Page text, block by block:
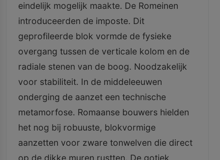
eindelijk mogelijk maakte. De Romeinen
introduceerden de imposte. Dit
geprofileerde blok vormde de fysieke
overgang tussen de verticale kolom en de
radiale stenen van de boog. Noodzakelijk
voor stabiliteit. In de middeleeuwen
onderging de aanzet een technische
metamorfose. Romaanse bouwers hielden
het nog bij robuuste, blokvormige
aanzetten voor zware tonwelven die direct
op de dikke muren rustten. De gotiek